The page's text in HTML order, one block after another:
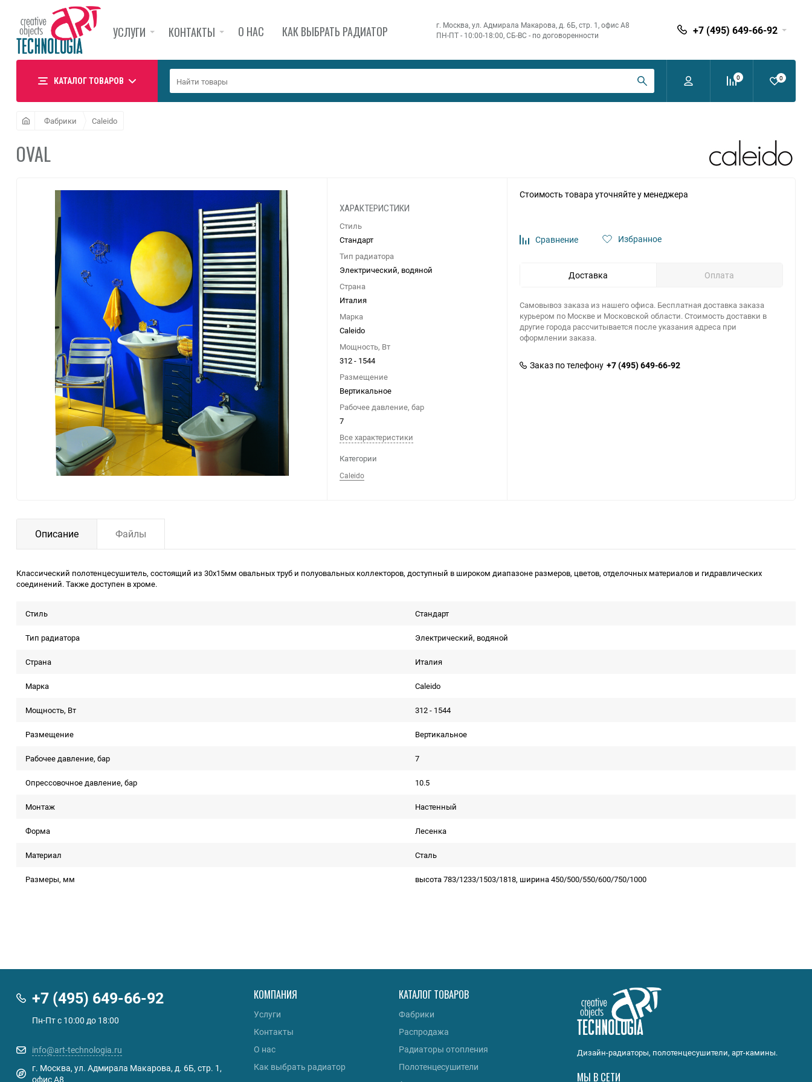
УСЛУГИ КОНТАКТЫ О НАС КАК ВЫБРАТЬ РАДИАТОР
г. Москва, ул. Адмирала Макарова, д. 6Б, стр. 1, офис А8
ПН-ПТ - 10:00-18:00, СБ-ВС - по договоренности
+7 (495) 649-66-92
КАТАЛОГ ТОВАРОВ 0 0
Фабрики Caleido
OVAL
ХАРАКТЕРИСТИКИ
Стиль
Стандарт
Тип радиатора
Электрический, водяной
Страна
Италия
Марка
Caleido
Мощность, Вт
312 - 1544
Размещение
Вертикальное
Рабочее давление, бар
7
Все характеристики
Категории
Caleido
Стоимость товара уточняйте у менеджера
Сравнение Избранное
Доставка Оплата
Самовывоз заказа из нашего офиса. Бесплатная доставка заказа
курьером по Москве и Московской области. Стоимость доставки в
другие города рассчитывается после указания адреса при
оформлении заказа.
Заказ по телефону +7 (495) 649-66-92
Описание Файлы
Классический полотенцесушитель, состоящий из 30х15мм овальных труб и полуовальных коллекторов, доступный в широком диапазоне размеров, цветов, отделочных материалов и гидравлических
соединений. Также доступен в хроме.
Стиль Стандарт
Тип радиатора Электрический, водяной
Страна Италия
Марка Caleido
Мощность, Вт 312 - 1544
Размещение Вертикальное
Рабочее давление, бар 7
Опрессовочное давление, бар 10.5
Монтаж Настенный
Форма Лесенка
Материал Сталь
Размеры, мм высота 783/1233/1503/1818, ширина 450/500/550/600/750/1000
+7 (495) 649-66-92
Пн-Пт с 10:00 до 18:00
info@art-technologia.ru
г. Москва, ул. Адмирала Макарова, д. 6Б, стр. 1,
офис А8
КОМПАНИЯ
Услуги
Контакты
О нас
Как выбрать радиатор
КАТАЛОГ ТОВАРОВ
Фабрики
Распродажа
Радиаторы отопления
Полотенцесушители
Дизайн-радиаторы, полотенцесушители, арт-камины.
МЫ В СЕТИ